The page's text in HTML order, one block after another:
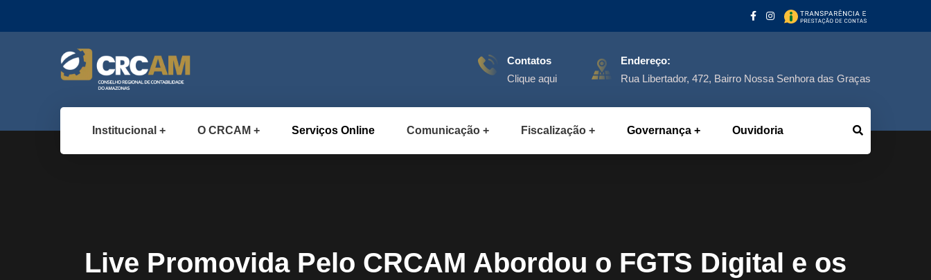
Contatos
Clique aqui
Endereço:
Rua Libertador, 472, Bairro Nossa Senhora das Graças
Institucional O CRCAM Serviços Online Comunicação Fiscalização Governança Ouvidoria
Live Promovida Pelo CRCAM Abordou o FGTS Digital e os